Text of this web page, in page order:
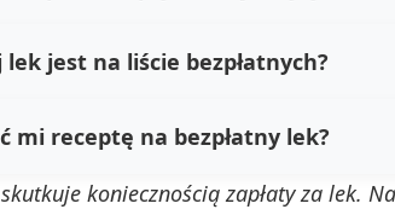
jest na liście bezpłatnych?
mi receptę na bezpłatny lek?
koniecznością zapłaty za lek.